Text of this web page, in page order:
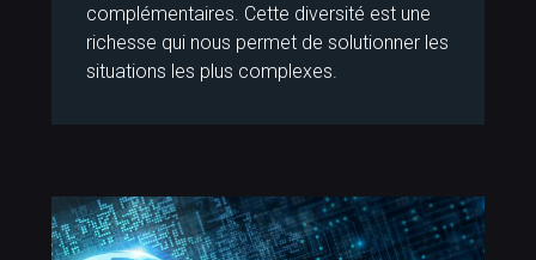
complémentaires. Cette diversité est une
richesse qui nous permet de solutionner les
situations les plus complexes.